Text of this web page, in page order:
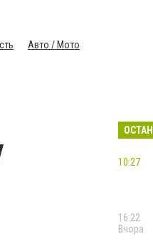
Авто / Мото
10:27
16:22
Вчора